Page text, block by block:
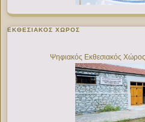
ΕΚΘΕΣΙΑΚΌΣ ΧΏΡΟΣ
Ψηφιακός Εκθεσιακός Χώρος